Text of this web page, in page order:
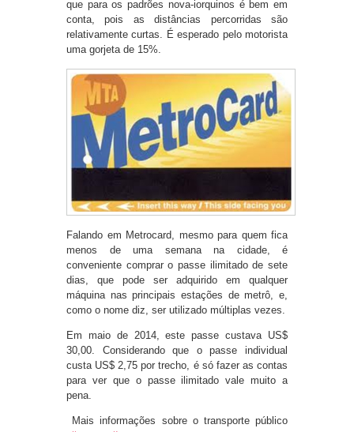
que para os padrões nova-iorquinos é bem em
conta, pois as distâncias percorridas são
relativamente curtas. É esperado pelo motorista
uma gorjeta de 15%.
Falando em Metrocard, mesmo para quem fica
menos de uma semana na cidade, é
conveniente comprar o passe ilimitado de sete
dias, que pode ser adquirido em qualquer
máquina nas principais estações de metrô, e,
como o nome diz, ser utilizado múltiplas vezes.
Em maio de 2014, este passe custava US$
30,00. Considerando que o passe individual
custa US$ 2,75 por trecho, é só fazer as contas
para ver que o passe ilimitado vale muito a
pena.
Mais informações sobre o transporte público